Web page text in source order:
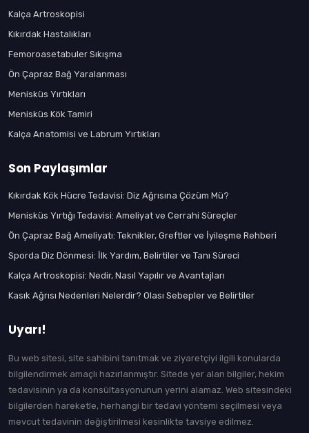
Kalça Artroskopisi
Kıkırdak Hastalıkları
Femoroasetabuler Sıkışma
Ön Çapraz Bağ Yaralanması
Menisküs Yırtıkları
Menisküs Kök Tamiri
Kalça Anatomisi ve Labrum Yırtıkları
Son Paylaşımlar
Kıkırdak Kök Hücre Tedavisi: Diz Ağrısına Çözüm Mü?
Menisküs Yırtığı Tedavisi: Ameliyat ve Cerrahi Süreçler
Ön Çapraz Bağ Ameliyatı: Teknikler, Greftler ve İyileşme Rehberi
Sporda Diz Dönmesi: İlk Yardım, Belirtiler ve Tanı Süreci
Kalça Artroskopisi: Nedir, Nasıl Yapılır ve Avantajları
Kasık Ağrısı Nedenleri Nelerdir? Olası Sebepler ve Belirtiler
Uyarı!
Bu web sitesi, site sahibini tanıtmak ve ziyaretçiyi ilgili konularda
bilgilendirmek amaçlı hazırlanmıştır. Sitede yer alan bilgiler, hekim
tedavisinin ya da konsültasyonunun yerini alamaz. Web sitesindeki
bilgilerden hareketle, herhangi bir tedavi yöntemi seçilmesi veya
mevcut tedavinin değiştirilmesi kesinlikte tavsiye edilmez.